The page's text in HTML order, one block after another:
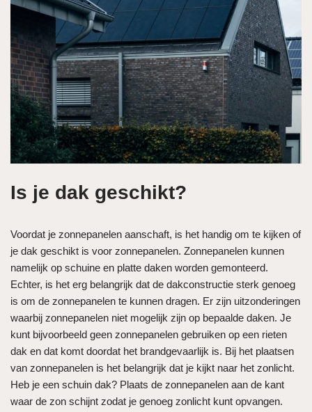
Is je dak geschikt?
Voordat je zonnepanelen aanschaft, is het handig om te kijken of
je dak geschikt is voor zonnepanelen. Zonnepanelen kunnen
namelijk op schuine en platte daken worden gemonteerd.
Echter, is het erg belangrijk dat de dakconstructie sterk genoeg
is om de zonnepanelen te kunnen dragen. Er zijn uitzonderingen
waarbij zonnepanelen niet mogelijk zijn op bepaalde daken. Je
kunt bijvoorbeeld geen zonnepanelen gebruiken op een rieten
dak en dat komt doordat het brandgevaarlijk is. Bij het plaatsen
van zonnepanelen is het belangrijk dat je kijkt naar het zonlicht.
Heb je een schuin dak? Plaats de zonnepanelen aan de kant
waar de zon schijnt zodat je genoeg zonlicht kunt opvangen.